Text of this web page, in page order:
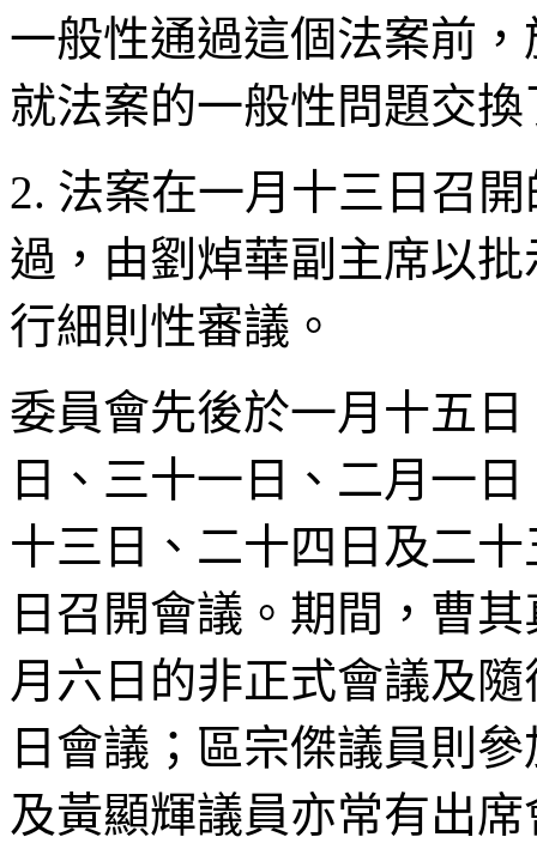
一般性通過這個法案前
就法案的一般性問題交
2. 法案在一月十三日召
過，由劉焯華副主席以
行細則性審議。
委員會先後於一月十五
日、三十一日、二月一
十三日、二十四日及二
日召開會議。期間，曹
月六日的非正式會議及
日會議；區宗傑議員則
及黃顯輝議員亦常有出